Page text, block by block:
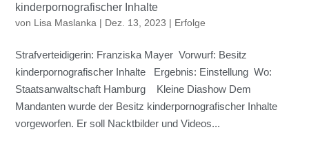
kinderpornografischer Inhalte
von Lisa Maslanka | Dez. 13, 2023 | Erfolge
Strafverteidigerin: Franziska Mayer Vorwurf: Besitz
kinderpornografischer Inhalte Ergebnis: Einstellung Wo:
Staatsanwaltschaft Hamburg Kleine Diashow Dem
Mandanten wurde der Besitz kinderpornografischer Inhalte
vorgeworfen. Er soll Nacktbilder und Videos...